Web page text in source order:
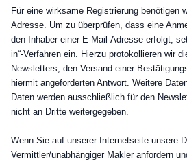
Für eine wirksame Registrierung benötigen
Adresse. Um zu überprüfen, dass eine
den Inhaber einer E-Mail-Adresse erfolgt,
in“-Verfahren ein. Hierzu protokollieren wir
Newsletters, den Versand einer
hiermit angeforderten Antwort. Weitere
Daten werden ausschließlich für den
nicht an Dritte weitergegeben.
Wenn Sie auf unserer Internetseite unsere
Vermittler/unabhängiger Makler anfordern